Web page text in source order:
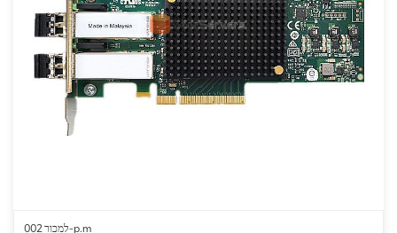
למכור 002-p.m